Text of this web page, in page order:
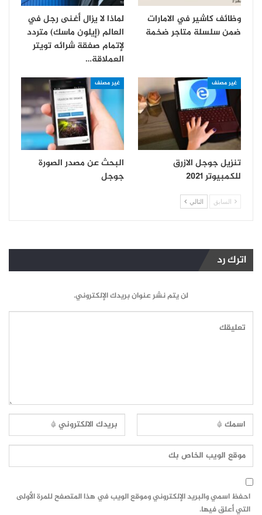
وظائف كاشير في الامارات
ضمن سلسلة متاجر ضخمة
لماذا لا يزال أغنى رجل في
العالم (إيلون ماسك) متردد
لإتمام صفقة شرائه تويتر
العملاقة…
غير مصنف
تنزيل جوجل الازرق
للكمبيوتر 2021
غير مصنف
البحث عن مصدر الصورة
جوجل
السابق التالي
اترك رد
لن يتم نشر عنوان بريدك الإلكتروني.
احفظ اسمي والبريد الإلكتروني وموقع الويب في هذا المتصفح للمرة الأولى
التي أعلق فيها.